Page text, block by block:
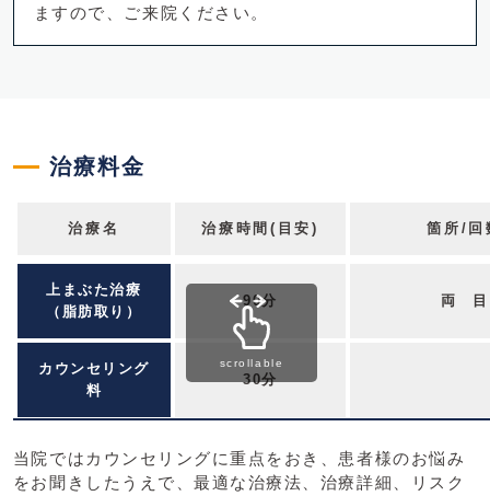
ますので、ご来院ください。
治療料金
治療名 治療時間(目安) 箇所/回
上まぶた治療
（脂肪取り）
90分 両 目
カウンセリング
料
30分
scrollable
当院ではカウンセリングに重点をおき、患者様のお悩み
をお聞きしたうえで、最適な治療法、治療詳細、リスク